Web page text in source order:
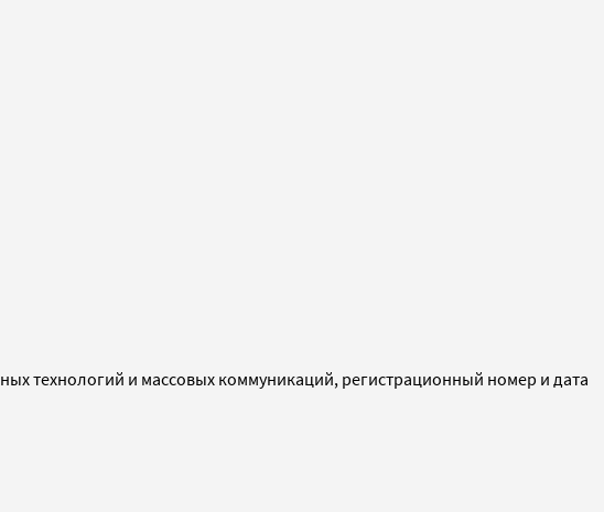
технологий и массовых коммуникаций, регистрационный номер и дата